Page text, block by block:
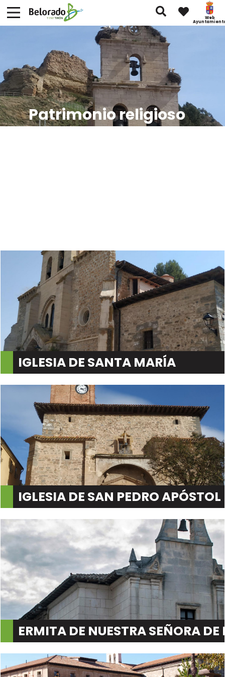
Web
Patrimonio religioso
IGLESIA DE SANTA MARÍA
IGLESIA DE SAN PEDRO APÓSTOL
ERMITA DE NUESTRA SEÑORA DE